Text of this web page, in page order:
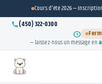
Cours d'été 2026 —
call(450) 322-0300
schedule
— laissez-nous un message en